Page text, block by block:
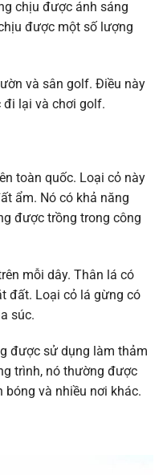
chịu được ánh sáng
được một số lượng
và sân golf. Điều này
đi lại và chơi golf.
toàn quốc. Loại cỏ này
ẩm. Nó có khả năng
được trồng trong công
mỗi dây. Thân lá có
đất. Loại cỏ lá gừng có
súc.
được sử dụng làm thảm
trình, nó thường được
bóng và nhiều nơi khác.